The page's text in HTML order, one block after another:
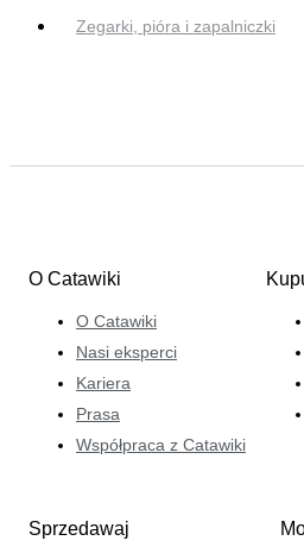
Zegarki, pióra i zapalniczki
O Catawiki
O Catawiki
Nasi eksperci
Kariera
Prasa
Współpraca z Catawiki
Sprzedawaj